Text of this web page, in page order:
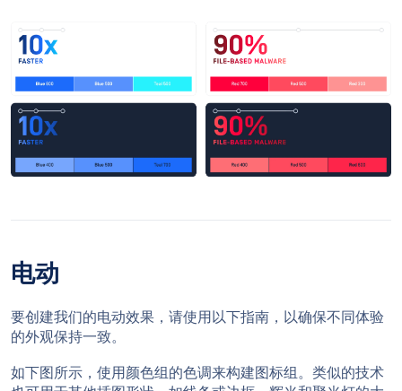
电动
要创建我们的电动效果，请使用以下指南，以确保不同体验
的外观保持一致。
如下图所示，使用颜色组的色调来构建图标组。类似的技术